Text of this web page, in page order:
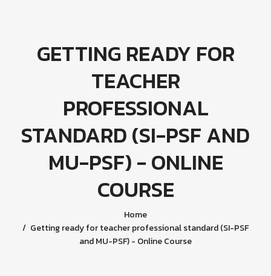
GETTING READY FOR
TEACHER
PROFESSIONAL
STANDARD (SI-PSF AND
MU-PSF) - ONLINE
COURSE
Home
Getting ready for teacher professional standard (SI-PSF
and MU-PSF) - Online Course